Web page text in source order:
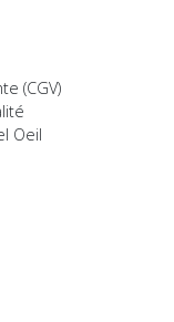
(CGV)
Oeil